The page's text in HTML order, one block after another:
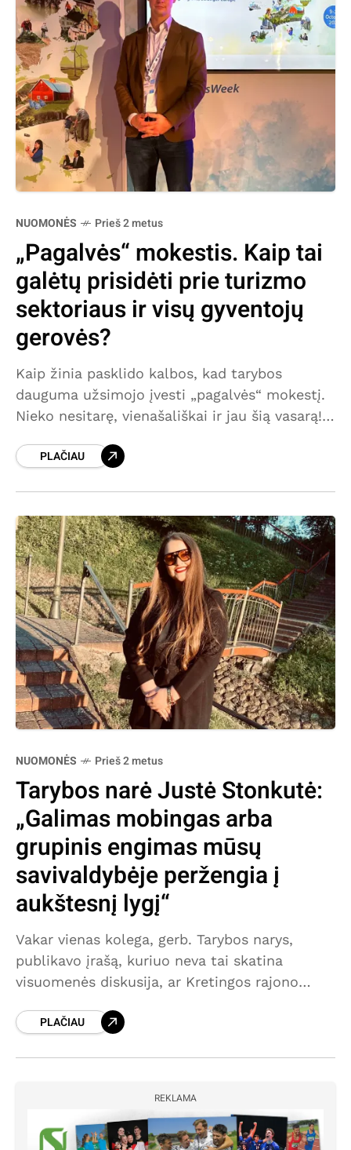
NUOMONĖS Prieš 2 metus
„Pagalvės“ mokestis. Kaip tai
galėtų prisidėti prie turizmo
sektoriaus ir visų gyventojų
gerovės?
Kaip žinia pasklido kalbos, kad tarybos
dauguma užsimojo įvesti „pagalvės“ mokestį.
Nieko nesitarę, vienašališkai ir jau šią vasarą!
Pirmą kartą apie
PLAČIAU
NUOMONĖS Prieš 2 metus
Tarybos narė Justė Stonkutė:
„Galimas mobingas arba
grupinis engimas mūsų
savivaldybėje peržengia į
aukštesnį lygį“
Vakar vienas kolega, gerb. Tarybos narys,
publikavo įrašą, kuriuo neva tai skatina
visuomenės diskusija, ar Kretingos rajono
reikalingos tokios pasibuvimo šventės, kurių
PLAČIAU
REKLAMA